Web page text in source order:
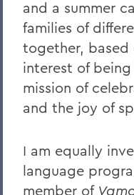
and a summer
families of
together, based
interest of
mission of
and the joy of
I am equally
language
member of